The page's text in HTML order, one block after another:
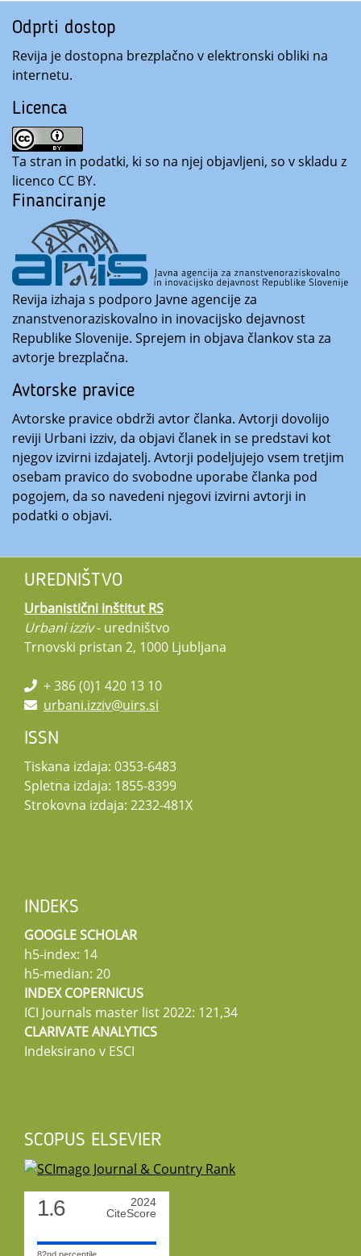
Odprti dostop
Revija je dostopna brezplačno v elektronski obliki na
internetu.
Licenca
Ta stran in podatki, ki so na njej objavljeni, so v skladu z
licenco CC BY.
Financiranje
Revija izhaja s podporo Javne agencije za
znanstvenoraziskovalno in inovacijsko dejavnost
Republike Slovenije. Sprejem in objava člankov sta za
avtorje brezplačna.
Avtorske pravice
Avtorske pravice obdrži avtor članka. Avtorji dovolijo
reviji Urbani izziv, da objavi članek in se predstavi kot
njegov izvirni izdajatelj. Avtorji podeljujejo vsem tretjim
osebam pravico do svobodne uporabe članka pod
pogojem, da so navedeni njegovi izvirni avtorji in
podatki o objavi.
UREDNIŠTVO
Urbanistični inštitut RS
Urbani izziv- uredništvo
Trnovski pristan 2, 1000 Ljubljana
+ 386 (0)1 420 13 10
urbani.izziv@uirs.si
ISSN
Tiskana izdaja: 0353-6483
Spletna izdaja: 1855-8399
Strokovna izdaja: 2232-481X
INDEKS
GOOGLE SCHOLAR
h5-index: 14
h5-median: 20
INDEX COPERNICUS
ICI Journals master list 2022: 121,34
CLARIVATE ANALYTICS
Indeksirano v ESCI
SCOPUS ELSEVIER
1.6
2024
CiteScore